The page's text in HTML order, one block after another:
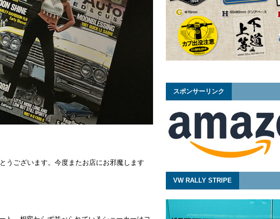
うございます。今度またお店にお邪魔します
スポンサーリンク
VW RALLY STRIPE